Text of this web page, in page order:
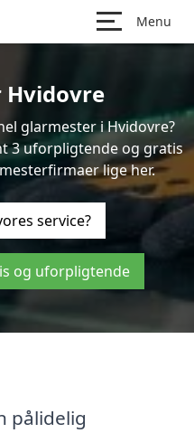
Menu
Hvidovre
glarmester i Hvidovre?
3 uforpligtende og gratis
lige her.
service?
og uforpligtende
pålidelig